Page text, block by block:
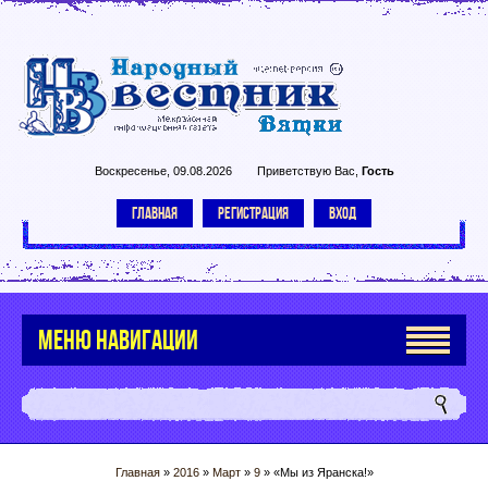
Воскресенье, 09.08.2026 Приветствую Вас Гость
ГЛАВНАЯ РЕГИСТРАЦИЯ ВХОД
МЕНЮ НАВИГАЦИИ
Главная» 2016 » Март » 9» «Мы из Яранска!»